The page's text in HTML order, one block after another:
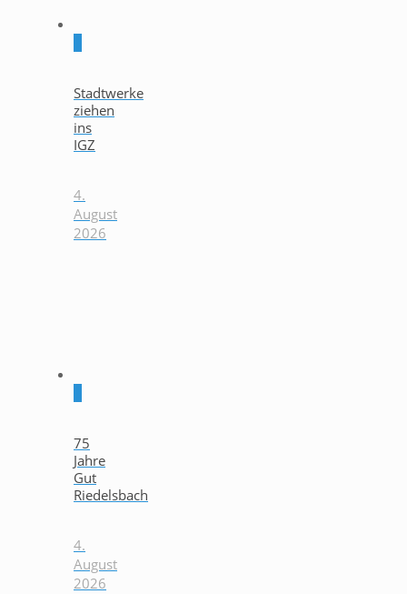
Stadtwerke
ziehen
ins
IGZ
4.
August
2026
75
Jahre
Gut
Riedelsbach
4.
August
2026